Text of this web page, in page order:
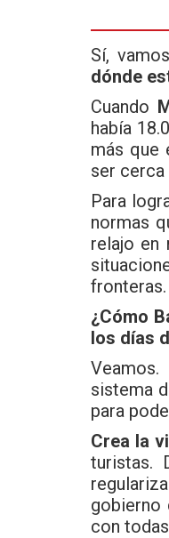
b
o
o
k
Sí,
dónde
Cuando
había
más que
ser cerca
Para
normas
relajo en
fronteras.
¿Cómo
los días
sistema
para
Crea la
turistas.
gobierno
con